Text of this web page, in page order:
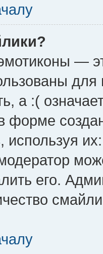
—
а :(
форме
используя
его.